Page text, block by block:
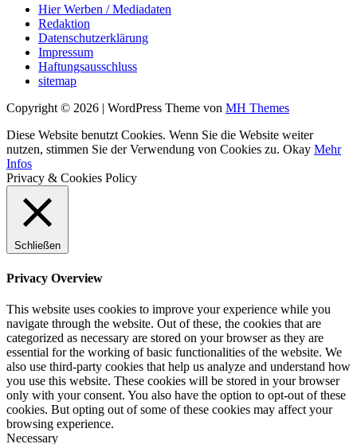
Hier Werben / Mediadaten
Redaktion
Datenschutzerklärung
Impressum
Haftungsausschluss
sitemap
Copyright © 2026 | WordPress Theme von MH Themes
Diese Website benutzt Cookies. Wenn Sie die Website weiter
nutzen, stimmen Sie der Verwendung von Cookies zu. Okay Mehr
Infos
Privacy & Cookies Policy
Schließen
Privacy Overview
This website uses cookies to improve your experience while you
navigate through the website. Out of these, the cookies that are
categorized as necessary are stored on your browser as they are
essential for the working of basic functionalities of the website. We
also use third-party cookies that help us analyze and understand how
you use this website. These cookies will be stored in your browser
only with your consent. You also have the option to opt-out of these
cookies. But opting out of some of these cookies may affect your
browsing experience.
Necessary